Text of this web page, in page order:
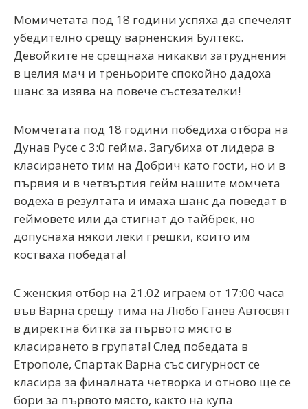
Момичетата под 18 години успяха да спечелят
убедително срещу варненския Бултекс.
Девойките не срещнаха никакви затруднения
в целия мач и треньорите спокойно дадоха
шанс за изява на повече състезателки!
Момчетата под 18 години победиха отбора на
Дунав Русе с 3:0 гейма. Загубиха от лидера в
класирането тим на Добрич като гости, но и в
първия и в четвъртия гейм нашите момчета
водеха в резултата и имаха шанс да поведат в
геймовете или да стигнат до тайбрек, но
допуснаха някои леки грешки, които им
костваха победата!
С женския отбор на 21.02 играем от 17:00 часа
във Варна срещу тима на Любо Ганев Автосвят
в директна битка за първото място в
класирането в групата! След победата в
Етрополе, Спартак Варна със сигурност се
класира за финалната четворка и отново ще се
бори за първото място, както на купа